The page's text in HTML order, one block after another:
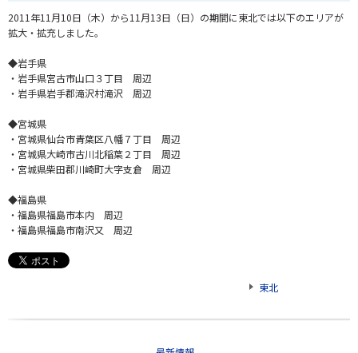
2011年11月10日（木）から11月13日（日）の期間に東北では以下のエリアが
拡大・拡充しました。
◆岩手県
・岩手県宮古市山口３丁目 周辺
・岩手県岩手郡滝沢村滝沢 周辺
◆宮城県
・宮城県仙台市青葉区八幡７丁目 周辺
・宮城県大崎市古川北稲葉２丁目 周辺
・宮城県柴田郡川崎町大字支倉 周辺
◆福島県
・福島県福島市本内 周辺
・福島県福島市南沢又 周辺
東北